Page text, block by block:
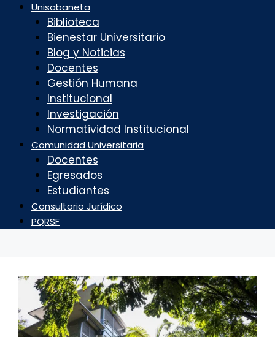
Unisabaneta
Biblioteca
Bienestar Universitario
Blog y Noticias
Docentes
Gestión Humana
Institucional
Investigación
Normatividad Institucional
Comunidad Universitaria
Docentes
Egresados
Estudiantes
Consultorio Jurídico
PQRSF